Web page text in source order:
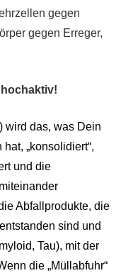
gegen
gegen Erreger,
wird das, was Dein
„konsolidiert“,
und die
Abfallprodukte, die
sind und
Tau), mit der
die „Müllabfuhr“